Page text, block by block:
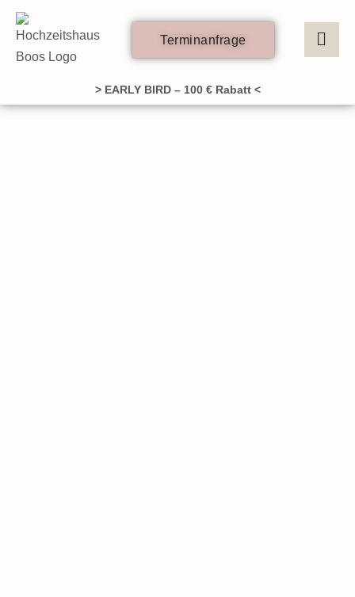
Zum
Inhalt
springen
Terminanfrage
> EARLY BIRD – 100 € Rabatt <